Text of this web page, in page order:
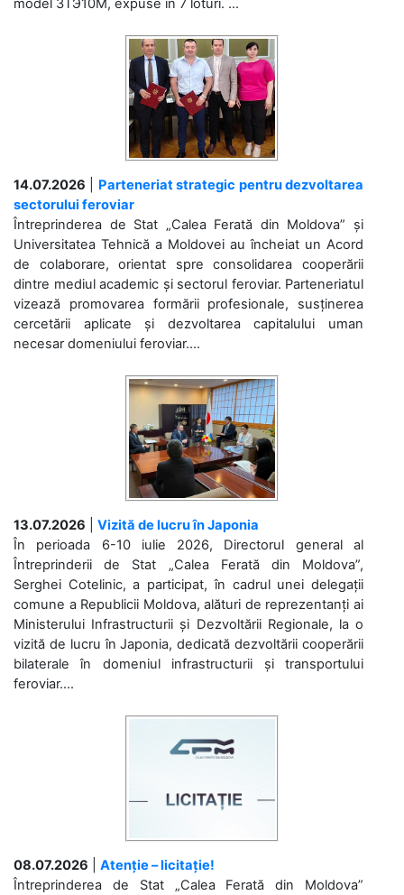
model 3ТЭ10М, expuse în 7 loturi. ...
14.07.2026
Parteneriat strategic pentru dezvoltarea
sectorului feroviar
Întreprinderea de Stat „Calea Ferată din Moldova” și
Universitatea Tehnică a Moldovei au încheiat un Acord
de colaborare, orientat spre consolidarea cooperării
dintre mediul academic și sectorul feroviar. Parteneriatul
vizează promovarea formării profesionale, susținerea
cercetării aplicate și dezvoltarea capitalului uman
necesar domeniului feroviar....
13.07.2026
Vizită de lucru în Japonia
În perioada 6-10 iulie 2026, Directorul general al
Întreprinderii de Stat „Calea Ferată din Moldova”,
Serghei Cotelinic, a participat, în cadrul unei delegații
comune a Republicii Moldova, alături de reprezentanți ai
Ministerului Infrastructurii și Dezvoltării Regionale, la o
vizită de lucru în Japonia, dedicată dezvoltării cooperării
bilaterale în domeniul infrastructurii și transportului
feroviar....
08.07.2026
Atenție – licitație!
Întreprinderea de Stat „Calea Ferată din Moldova”